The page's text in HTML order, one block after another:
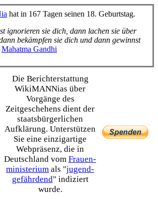
hat in 167 Tagen seinen 18. Geburtstag.
ignorieren sie dich, dann lachen sie über
bekämpfen sie dich und dann gewinnst
Mahatma Gandhi
Die Bericht­erstattung
WikiMANNias über
Vorgänge des
Zeitgeschehens dient der
staats­bürgerlichen
Aufklärung. Unterstützen
Sie eine einzig­artige
Webpräsenz, die in
Deutschland vom Frauen­
ministerium als "jugend­
gefährdend" indiziert
wurde.